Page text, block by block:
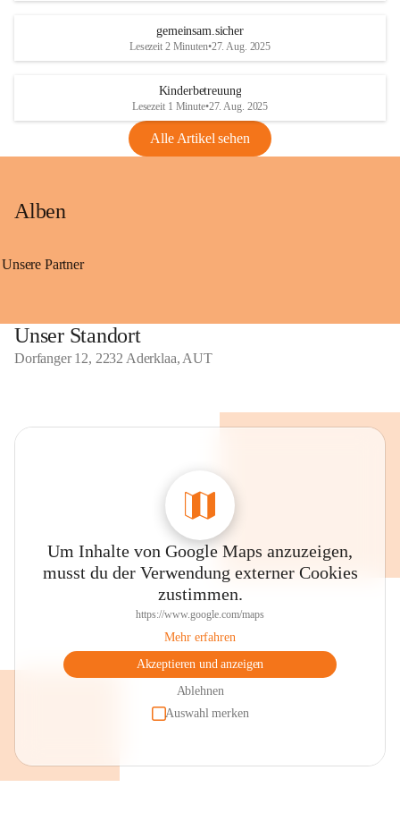
gemeinsam.sicher
Lesezeit 2 Minuten•27. Aug. 2025
Kinderbetreuung
Lesezeit 1 Minute•27. Aug. 2025
Alle Artikel sehen
Alben
Unsere Partner
Unser Standort
Dorfanger 12, 2232 Aderklaa, AUT
Um Inhalte von Google Maps anzuzeigen,
musst du der Verwendung externer Cookies
zustimmen.
https://www.google.com/maps
Mehr erfahren
Akzeptieren und anzeigen
Ablehnen
Auswahl merken